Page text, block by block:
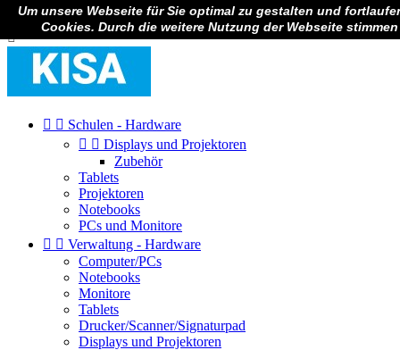
Um unsere Webseite für Sie optimal zu gestalten und
Cookies. Durch die weitere Nutzung der Webseite
Anmelden

  Schulen - Hardware
  Displays und Projektoren
Zubehör
Tablets
Projektoren
Notebooks
PCs und Monitore
  Verwaltung - Hardware
Computer/PCs
Notebooks
Monitore
Tablets
Drucker/Scanner/Signaturpad
Displays und Projektoren